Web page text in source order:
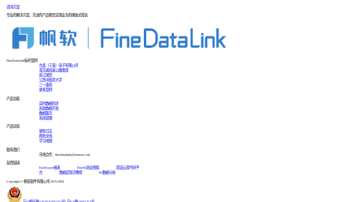
咨询方案
专业的解决方案、先进的产品帮您实现业务的爆发式增长
FineDataLink标杆案例
台晶（宁波）电子有限公司
某交通高速公路集团
浙江国贸
江西中医药大学
三一重机
更多案例
产品功能
实时数据同步
高效数据开发
数据服务
系统管理
产品动态
更新日志
帮助文档
学习视频
联系我们
市场合作：finedatalink@fanruan.com
友情链接
FineReport报表
FineBI商业智能
简道云零代码平
台
数据库知识教程 BI数据分析
Copyright © 帆软软件有限公司 2015-2026